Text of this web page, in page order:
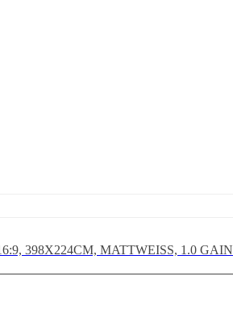
398X224CM, MATTWEISS, 1.0 GAIN